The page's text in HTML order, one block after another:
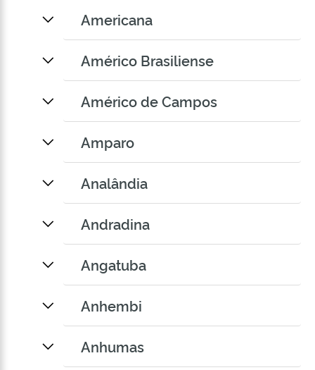
Americana
Américo Brasiliense
Américo de Campos
Amparo
Analândia
Andradina
Angatuba
Anhembi
Anhumas